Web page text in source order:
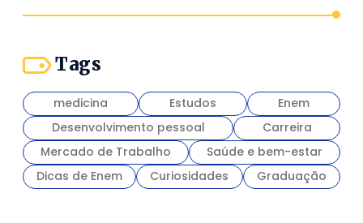
Tags
medicina Estudos
Enem
Desenvolvimento pessoal
Carreira
Mercado de Trabalho
Saúde e bem-estar
Dicas de Enem
Curiosidades Graduação